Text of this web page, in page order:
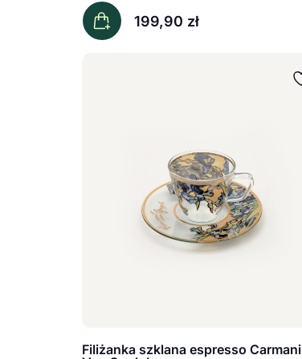
Pokaż podkategorię 199,90 zł
Filiżanka szklana espresso Carmani